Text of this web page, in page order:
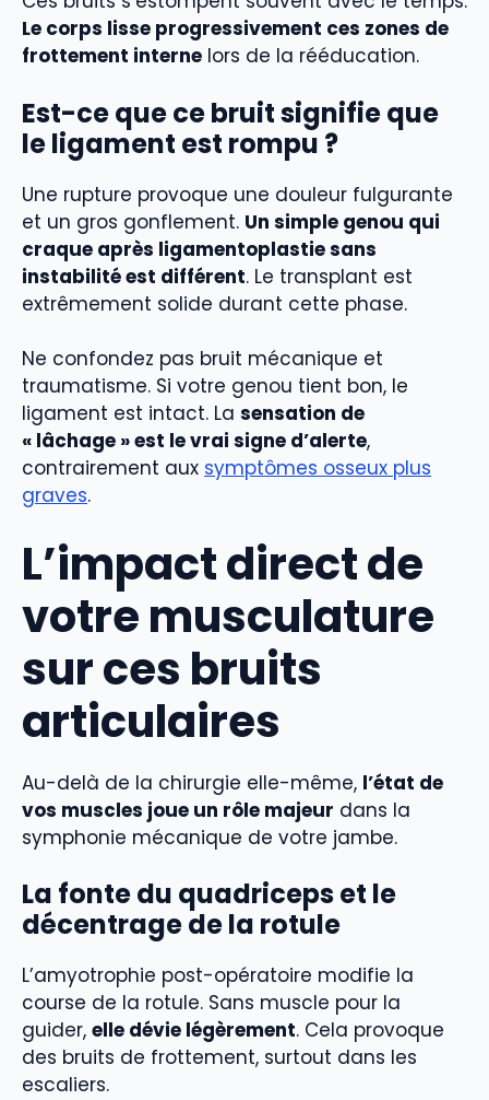
Le corps lisse progressivement ces zones de
frottement interne lors de la rééducation.
Est-ce que ce bruit signifie que
le ligament est rompu ?
Une rupture provoque une douleur fulgurante
et un gros gonflement. Un simple genou qui
craque après ligamentoplastie sans
instabilité est différent. Le transplant est
extrêmement solide durant cette phase.
Ne confondez pas bruit mécanique et
traumatisme. Si votre genou tient bon, le
ligament est intact. La sensation de
« lâchage » est le vrai signe d’alerte,
contrairement aux symptômes osseux plus
graves.
L’impact direct de
votre musculature
sur ces bruits
articulaires
Au-delà de la chirurgie elle-même, l’état de
vos muscles joue un rôle majeur dans la
symphonie mécanique de votre jambe.
La fonte du quadriceps et le
décentrage de la rotule
L’amyotrophie post-opératoire modifie la
course de la rotule. Sans muscle pour la
guider, elle dévie légèrement. Cela provoque
des bruits de frottement, surtout dans les
escaliers.